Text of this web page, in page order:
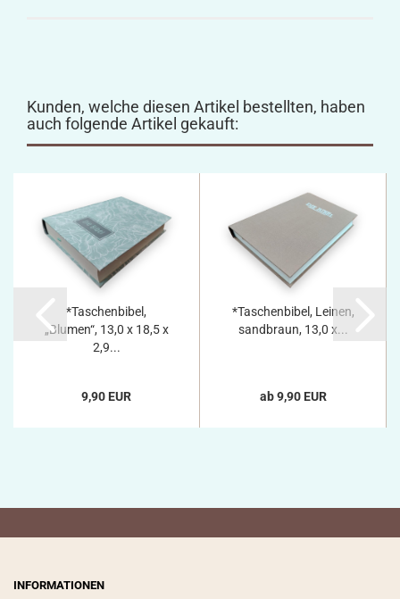
Kunden, welche diesen Artikel bestellten, haben
auch folgende Artikel gekauft:
*Taschenbibel,
„Blumen“, 13,0 x 18,5 x
2,9...
9,90 EUR
*Taschenbibel, Leinen,
sandbraun, 13,0 x...
ab 9,90 EUR
INFORMATIONEN